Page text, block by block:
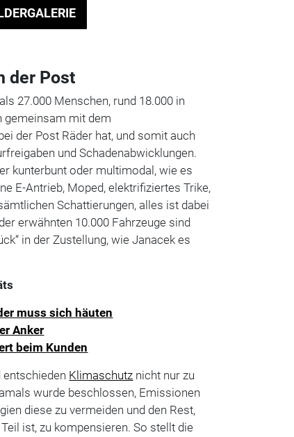
der Post
27.000 Menschen, rund 18.000 in
gemeinsam mit dem
der Post Räder hat, und somit auch
und Schadenabwicklungen.
kunterbunt oder multimodal, wie es
E-Antrieb, Moped, elektrifiziertes Trike,
Schattierungen, alles ist dabei
erwähnten 10.000 Fahrzeuge sind
in der Zustellung, wie Janacek es
muss sich häuten
Anker
beim Kunden
entschieden Klimaschutz nicht nur zu
wurde beschlossen, Emissionen
diese zu vermeiden und den Rest,
ist, zu kompensieren. So stellt die